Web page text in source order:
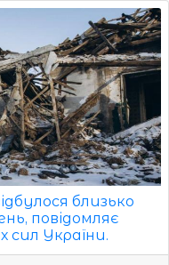
близько
повідомляє
сил України.